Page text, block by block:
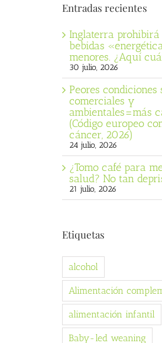
Entradas recientes
Inglaterra prohibirá
bebidas
menores. ¿Aquí
30 julio, 2026
Peores condiciones
comerciales y
ambientales=más
(Código europeo
cáncer, 2026)
24 julio, 2026
¿Tomo café para
salud? No tan
21 julio, 2026
Etiquetas
alcohol
Alimentación
alimentación infantil
Baby-led weaning